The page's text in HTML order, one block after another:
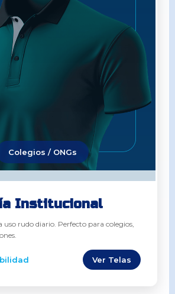
Colegios / ONGs
Institucional
rudo diario. Perfecto para colegios,
Ver Telas